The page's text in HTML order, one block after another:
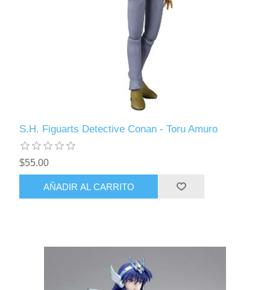
S.H. Figuarts Detective Conan - Toru Amuro
$55.00
AÑADIR AL CARRITO